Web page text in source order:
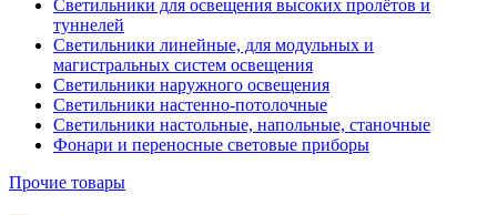
Светильники для освещения высоких пролётов и
туннелей
Светильники линейные, для модульных и
магистральных систем освещения
Светильники наружного освещения
Светильники настенно-потолочные
Светильники настольные, напольные, станочные
Фонари и переносные световые приборы
Прочие товары